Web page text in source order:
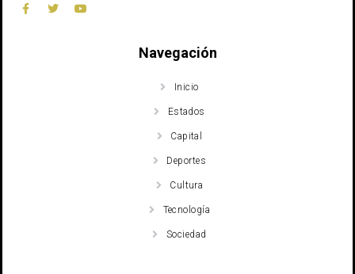
Navegación
Inicio
Estados
Capital
Deportes
Cultura
Tecnología
Sociedad